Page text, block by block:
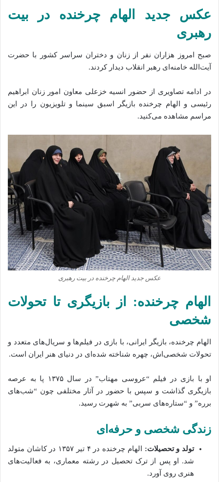
عکس جدید الهام چرخنده در بیت
رهبری
صبح امروز هزاران نفر از زنان و دختران سراسر کشور با حضرت
آیت‌الله خامنه‌ای رهبر انقلاب دیدار کردند.
در ادامه تصاویری از حضور انسیه خزعلی معاون امور زنان ابراهیم
رئیسی و الهام چرخنده بازیگر اسبق سینما و تلویزیون را در این
مراسم مشاهده می‌کنید.
عکس جدید الهام چرخنده در بیت رهبری
الهام چرخنده: از بازیگری تا تحولات
شخصی
الهام چرخنده، بازیگر ایرانی، با بازی در فیلم‌ها و سریال‌های متعدد و
تحولات شخصی‌اش، چهره شناخته شده‌ای در دنیای هنر ایران است.
او با بازی در فیلم “عروسی مهتاب” در سال ۱۳۷۵ پا به عرصه
بازیگری گذاشت و سپس با حضور در آثار مختلفی چون “شب‌های
برره” و “ستاره‌های سربی” به شهرت رسید.
زندگی شخصی و حرفه‌ای
تولد و تحصیلات:
الهام چرخنده در ۴ تیر ۱۳۵۷ در کاشان متولد
شد. او پس از ترک تحصیل در رشته معماری، به فعالیت‌های
هنری روی آورد.